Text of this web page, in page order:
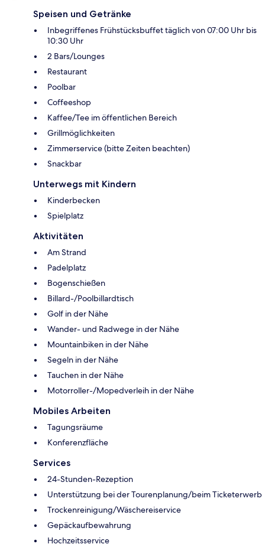
Speisen und Getränke
Inbegriffenes Frühstücksbuffet täglich von 07:00 Uhr bis
10:30 Uhr
2 Bars/Lounges
Restaurant
Poolbar
Coffeeshop
Kaffee/Tee im öffentlichen Bereich
Grillmöglichkeiten
Zimmerservice (bitte Zeiten beachten)
Snackbar
Unterwegs mit Kindern
Kinderbecken
Spielplatz
Aktivitäten
Am Strand
Padelplatz
Bogenschießen
Billard-/Poolbillardtisch
Golf in der Nähe
Wander- und Radwege in der Nähe
Mountainbiken in der Nähe
Segeln in der Nähe
Tauchen in der Nähe
Motorroller-/Mopedverleih in der Nähe
Mobiles Arbeiten
Tagungsräume
Konferenzfläche
Services
24-Stunden-Rezeption
Unterstützung bei der Tourenplanung/beim Ticketerwerb
Trockenreinigung/Wäschereiservice
Gepäckaufbewahrung
Hochzeitsservice